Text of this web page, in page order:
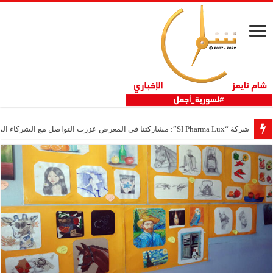
شركة “SI Pharma Lux”: مشاركتنا في المعرض عززت التواصل مع الشركاء المحليين والدوليين